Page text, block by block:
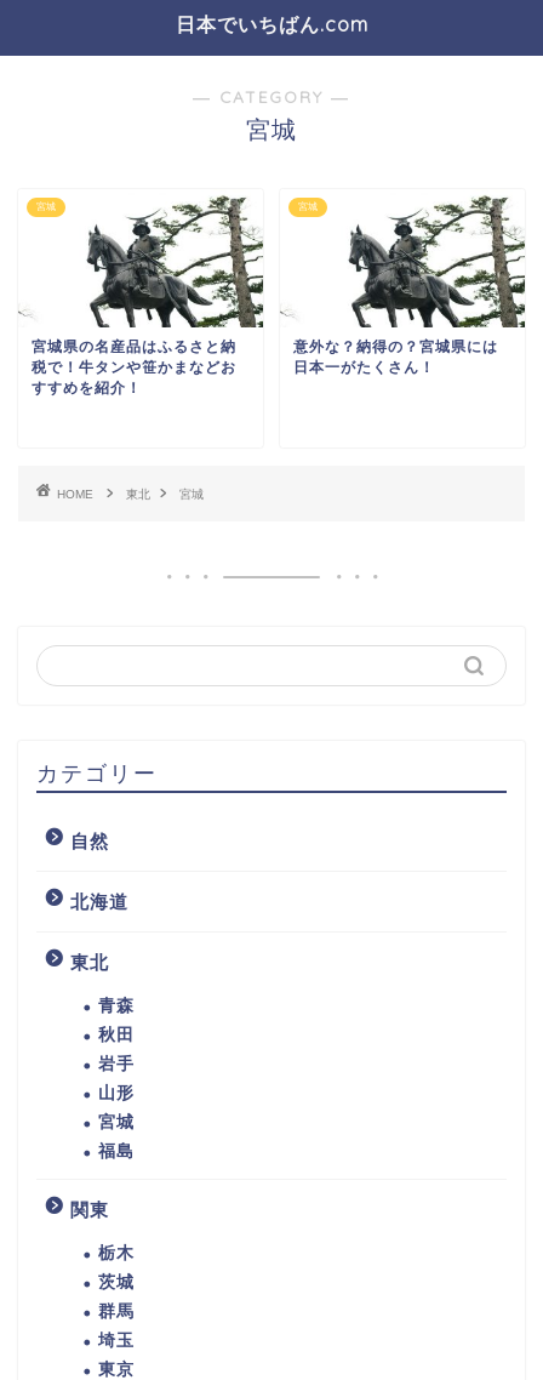
日本でいちばん.com
― CATEGORY ―
宮城
宮城
宮城県の名産品はふるさと納
税で！牛タンや笹かまなどお
すすめを紹介！
宮城
意外な？納得の？宮城県には
日本一がたくさん！
HOME 東北 宮城
カテゴリー
自然
北海道
東北
青森
秋田
岩手
山形
宮城
福島
関東
栃木
茨城
群馬
埼玉
東京